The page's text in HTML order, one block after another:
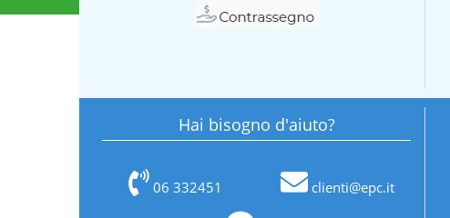
Hai bisogno d'aiuto?
06 332451 clienti@epc.it